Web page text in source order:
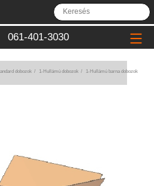
061-401-3030
dobozok/ 1-Hullámú dobozok/ 1-Hullámú barna dobozok